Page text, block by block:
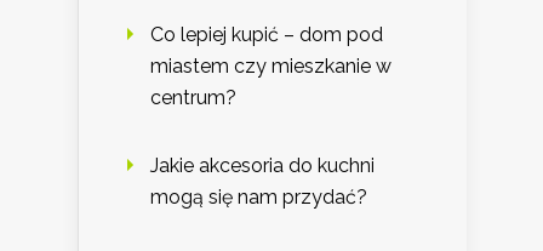
Co lepiej kupić – dom pod
miastem czy mieszkanie w
centrum?
Jakie akcesoria do kuchni
mogą się nam przydać?